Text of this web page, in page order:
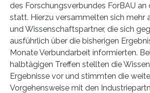
des Forschungsverbundes ForBAU an
statt. Hierzu versammelten sich mehr
und Wissenschaftspartner, die sich
ausführlich über die bisherigen
Monate Verbundarbeit informierten.
halbtägigen Treffen stellten die
Ergebnisse vor und stimmten die
Vorgehensweise mit den